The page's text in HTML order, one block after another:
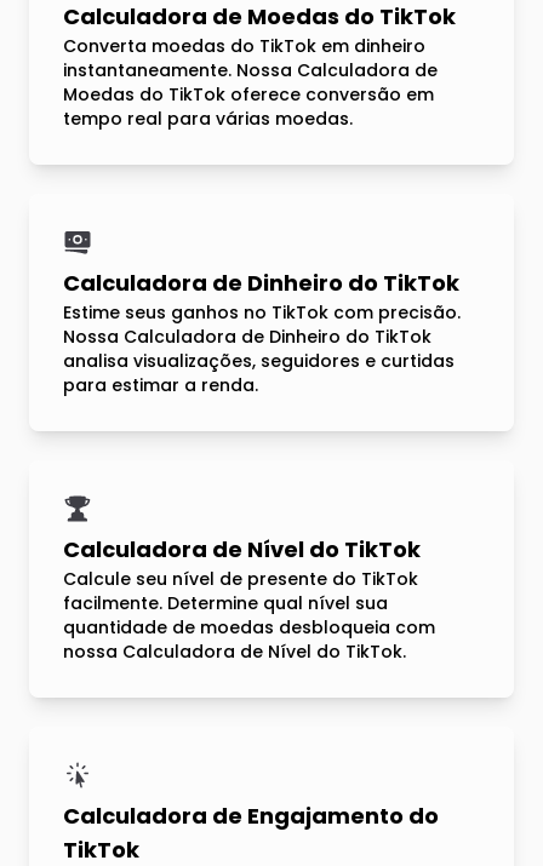
Calculadora de Moedas do TikTok
Converta moedas do TikTok em dinheiro
instantaneamente. Nossa Calculadora de
Moedas do TikTok oferece conversão em
tempo real para várias moedas.
Calculadora de Dinheiro do TikTok
Estime seus ganhos no TikTok com precisão.
Nossa Calculadora de Dinheiro do TikTok
analisa visualizações, seguidores e curtidas
para estimar a renda.
Calculadora de Nível do TikTok
Calcule seu nível de presente do TikTok
facilmente. Determine qual nível sua
quantidade de moedas desbloqueia com
nossa Calculadora de Nível do TikTok.
Calculadora de Engajamento do
TikTok